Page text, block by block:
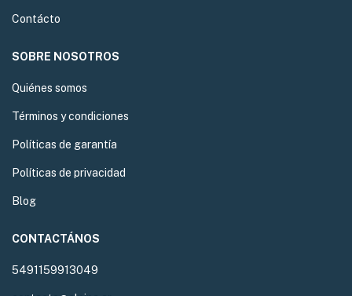
Contácto
SOBRE NOSOTROS
Quiénes somos
Términos y condiciones
Políticas de garantía
Políticas de privacidad
Blog
CONTACTÁNOS
5491159913049